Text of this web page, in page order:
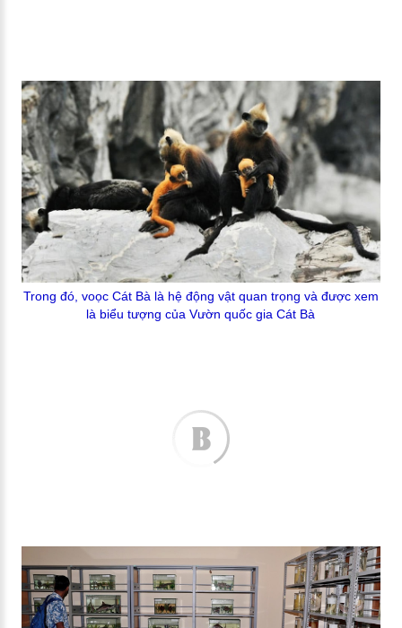
Trong đó, voọc Cát Bà là hệ động vật quan trọng và được xem
là biểu tượng của Vườn quốc gia Cát Bà